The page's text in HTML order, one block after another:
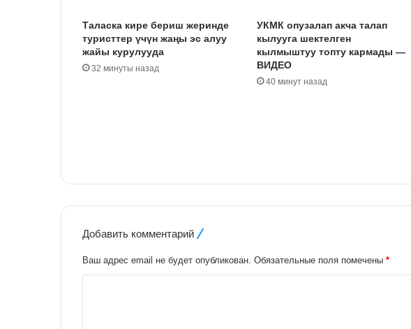
Таласка кире бериш жеринде
туристтер үчүн жаңы эс алуу
жайы курулууда
32 минуты назад
УКМК опузалап акча талап
кылууга шектелген
кылмыштуу топту кармады —
ВИДЕО
40 минут назад
Добавить комментарий
Ваш адрес email не будет опубликован. Обязательные поля помечены *